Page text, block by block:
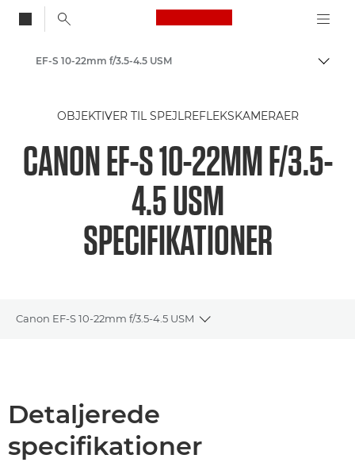
Canon Logo, back
Skift
Canon-kameraobjektiver
EF-S 10-22mm f/3.5-4.5 USM
OBJEKTIVER TIL SPEJLREFLEKSKAMERAER
CANON EF-S 10-22MM F/3.5-
4.5 USM
SPECIFIKATIONER
Canon EF-S 10-22mm f/3.5-4.5 USM
Toggle breadcrumbs
Detaljerede
specifikationer